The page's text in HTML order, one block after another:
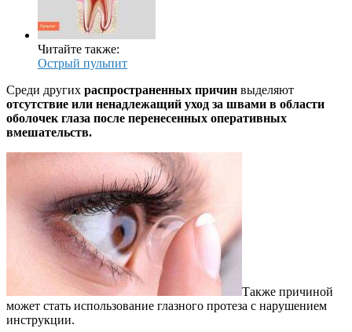
Читайте также:
Острый пульпит
Среди других распространенных причин выделяют
отсутствие или ненадлежащий уход за швами в области
оболочек глаза после перенесенных оперативных
вмешательств.
Также причиной
может стать использование глазного протеза с нарушением
инструкции.